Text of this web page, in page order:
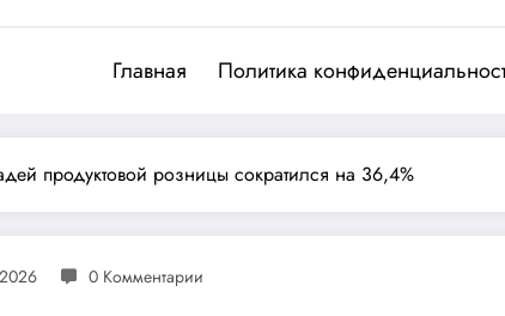
Главная Политика
продуктовой розницы сократился на 36,4%
0 Комментарии